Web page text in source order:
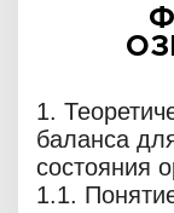
1.
баланса
состояния
1.1.